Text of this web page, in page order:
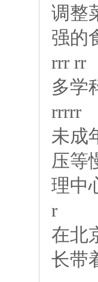
调整
强的
rrrrr
多学
rrrrr
未成
压等
理中
r
在北
长带